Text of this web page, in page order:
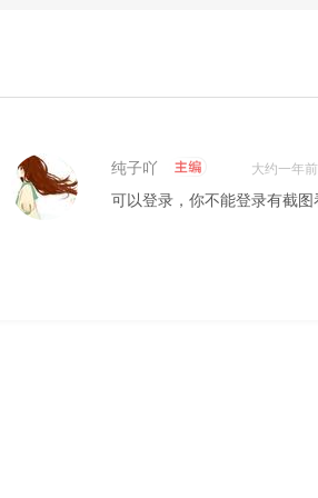
纯子吖 大约一年前
可以登录，你不能登录有截